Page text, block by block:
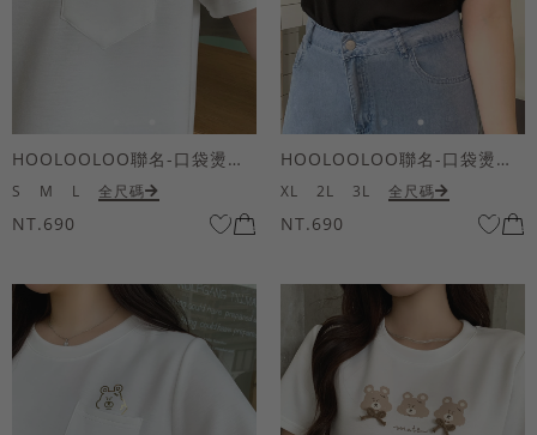
HOOLOOLOO聯名-口袋燙金KUKU熊短袖上衣
S M L 全尺碼
NT.690
HOOLOOLOO聯名-口袋燙金KUKU熊短袖上衣
XL 2L 3L 全尺碼
NT.690